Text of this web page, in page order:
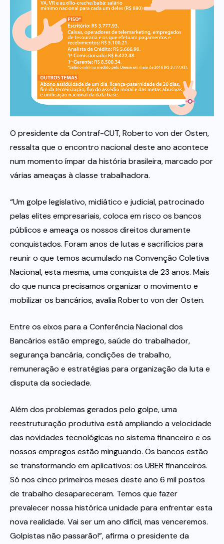
Itau
Financeiras e Cooperativas
O presidente da Contraf-CUT, Roberto von der Osten,
ressalta que o encontro nacional deste ano acontece
num momento ímpar da história brasileira, marcado por
várias ameaças à classe trabalhadora.
“Um golpe legislativo, midiático e judicial, patrocinado
pelas elites empresariais, coloca em risco os bancos
públicos e ameaça os nossos direitos duramente
conquistados. Foram anos de lutas e sacrifícios para
reunir o que temos acumulado na Convenção Coletiva
Nacional, esta mesma, uma conquista de 23 anos. Mais
do que nunca precisamos organizar o movimento e
mobilizar os bancários, avalia Roberto von der Osten.
Entre os eixos para a Conferência Nacional dos
Bancários estão emprego, saúde do trabalhador,
segurança bancária, condições de trabalho,
remuneração e estratégias para organização da luta e
disputa da sociedade.
Além dos problemas gerados pelo golpe, uma
reestruturação produtiva está ampliando a velocidade
das novidades tecnológicas no sistema financeiro e os
nossos empregos estão minguando. Os bancos estão
se transformando em aplicativos: os UBER financeiros.
Só nos cinco primeiros meses deste ano 6 mil postos
de trabalho desapareceram. Temos que fazer
prevalecer nossa histórica unidade para enfrentar esta
nova realidade. Vai ser um ano difícil, mas venceremos.
Golpistas não passarão!”, afirma o presidente da